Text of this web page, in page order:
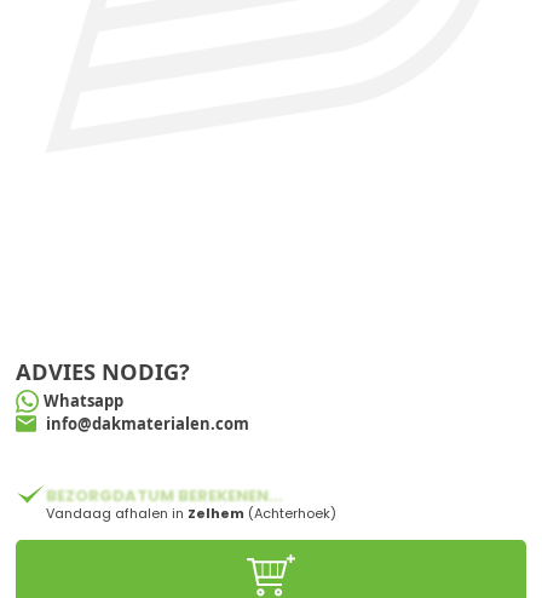
ADVIES NODIG?
Whatsapp
info@dakmaterialen.com
BEZORGDATUM BEREKENEN...
Vandaag afhalen in Zelhem (Achterhoek)